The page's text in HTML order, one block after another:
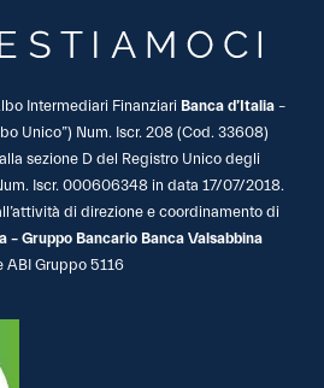
Intermediari Finanziari Banca d’Italia –
Unico”) Num. Iscr. 208 (Cod. 33608)
sezione D del Registro Unico degli
Iscr. 000606348 in data 17/07/2018.
di direzione e coordinamento di
– Gruppo Bancario Banca Valsabbina
ABI Gruppo 5116